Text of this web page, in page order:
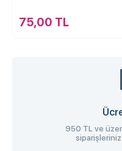
75,00 TL
950 TL ve